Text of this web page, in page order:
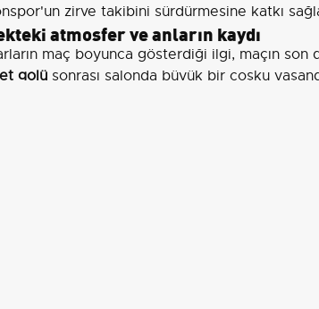
zirve takibini sürdürmesine katkı
atmosfer ve anların kaydı
maç boyunca gösterdiği ilgi, maçın son
golü sonrası salonda büyük bir coşku